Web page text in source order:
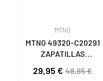
MTNG
MTNG 49320-C20291
ZAPATILLAS
MULTIDEPORTE
29,95 € 48,95 €